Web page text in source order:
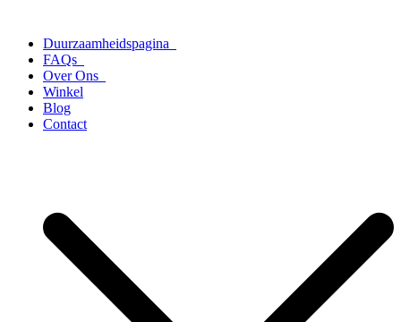
Duurzaamheidspagina
FAQs
Over Ons
Winkel
Blog
Contact